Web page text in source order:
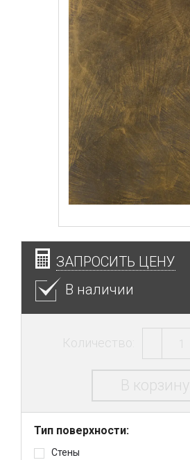
ЗАПРОСИТЬ ЦЕНУ
В наличии
Количество:
В корзину
Тип поверхности:
Стены